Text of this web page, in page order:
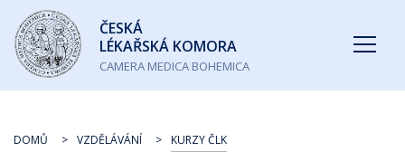
Česká
lékařská
komora
ČESKÁ
LÉKAŘSKÁ KOMORA
CAMERA MEDICA BOHEMICA
DOMŮ VZDĚLÁVÁNÍ KURZY ČLK